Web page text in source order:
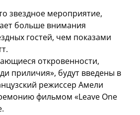
звездное мероприятие,
больше внимания
гостей, чем показами
откровенности,
приличия», будут введены в
режиссер Амели
фильмом «Leave One